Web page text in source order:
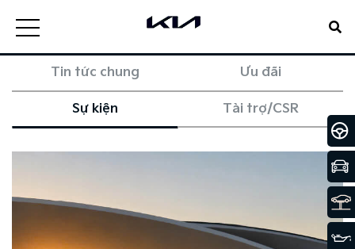
Tin tức chung Ưu đãi
Sự kiện Tài trợ/CSR